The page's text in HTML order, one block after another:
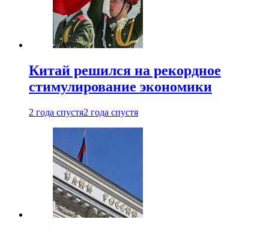
Китай решился на рекордное
стимулирование экономики
2 года спустя2 года спустя